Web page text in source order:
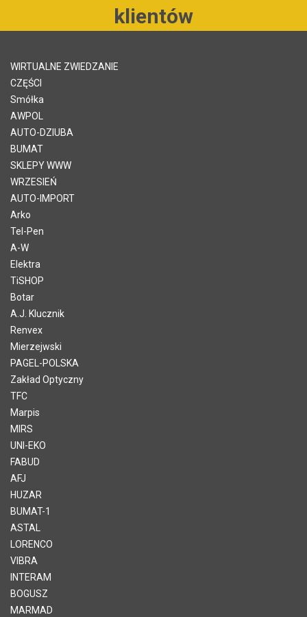
klientów
WIRTUALNE ZWIEDZANIE
CZĘŚCI
Smółka
AWPOL
AUTO-DZIUBA
BUMAT
SKLEPY WWW
WRZESIEŃ
AUTO-IMPORT
Arko
Tel-Pen
A-W
Elektra
TiSHOP
Botar
A.J. Klucznik
Renvex
Mierzejwski
PAGEL-POLSKA
Zakład Optyczny
TFC
Marpis
MIRS
UNI-EKO
FABUD
AFJ
HUZAR
BUMAT-1
ASTAL
LORENCO
VIBRA
INTERAM
BOGUSZ
MARMAD